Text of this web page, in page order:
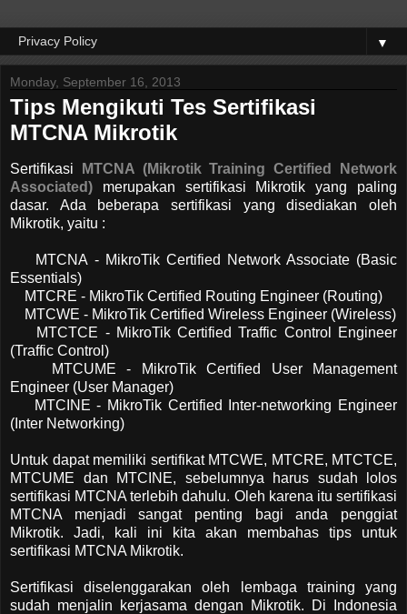
▼
Monday, September 16, 2013
Tips Mengikuti Tes Sertifikasi
MTCNA Mikrotik
Sertifikasi
MTCNA (Mikrotik Training Certified Network
Associated) merupakan sertifikasi Mikrotik yang paling
dasar. Ada beberapa sertifikasi yang disediakan oleh
Mikrotik, yaitu :
MTCNA - MikroTik Certified Network Associate (Basic
Essentials)
MTCRE - MikroTik Certified Routing Engineer (Routing)
MTCWE - MikroTik Certified Wireless Engineer (Wireless)
MTCTCE - MikroTik Certified Traffic Control Engineer
(Traffic Control)
MTCUME - MikroTik Certified User Management
Engineer (User Manager)
MTCINE - MikroTik Certified Inter-networking Engineer
(Inter Networking)
Untuk dapat memiliki sertifikat MTCWE, MTCRE, MTCTCE,
MTCUME dan MTCINE, sebelumnya harus sudah lolos
sertifikasi MTCNA terlebih dahulu. Oleh karena itu sertifikasi
MTCNA menjadi sangat penting bagi anda penggiat
Mikrotik. Jadi, kali ini kita akan membahas tips untuk
sertifikasi MTCNA Mikrotik.
Sertifikasi diselenggarakan oleh lembaga training yang
sudah menjalin kerjasama dengan Mikrotik. Di Indonesia